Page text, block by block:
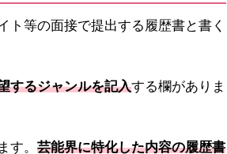
ト等の面接で提出する履歴書と書く
するジャンルを記入する欄がありま
す。芸能界に特化した内容の履歴書